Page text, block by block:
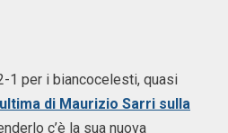
1 per i biancocelesti, quasi
di Maurizio Sarri sulla
c’è la sua nuova